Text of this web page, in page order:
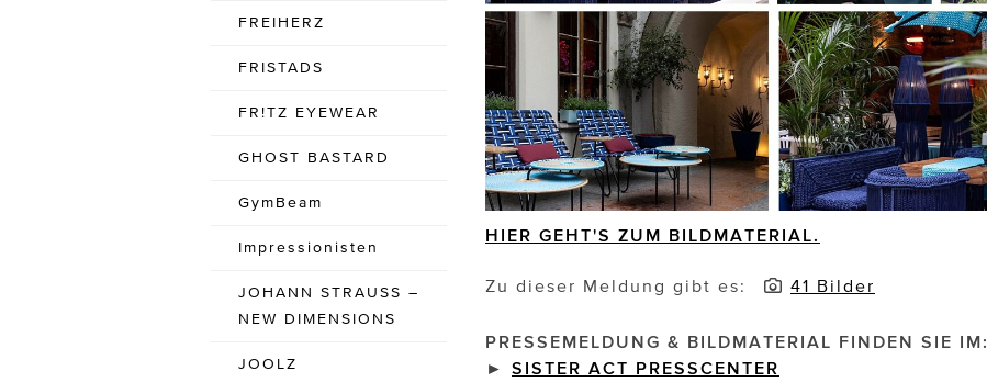
FREIHERZ
FRISTADS
FR!TZ EYEWEAR
GHOST BASTARD
GymBeam
Impressionisten
JOHANN STRAUSS –
NEW DIMENSIONS
JOOLZ
HIER GEHT'S ZUM BILDMATERIAL.
Zu dieser Meldung gibt es: 41 Bilder
PRESSEMELDUNG & BILDMATERIAL FINDEN SIE IM:
► SISTER ACT PRESSCENTER